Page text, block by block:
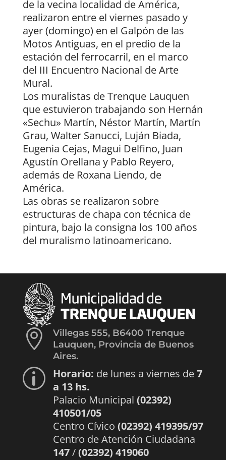
de la vecina localidad de América,
realizaron entre el viernes pasado y
ayer (domingo) en el Galpón de las
Motos Antiguas, en el predio de la
estación del ferrocarril, en el marco
del III Encuentro Nacional de Arte
Mural.
Los muralistas de Trenque Lauquen
que estuvieron trabajando son Hernán
«Sechu» Martín, Néstor Martín, Martín
Grau, Walter Sanucci, Luján Biada,
Eugenia Cejas, Magui Delfino, Juan
Agustín Orellana y Pablo Reyero,
además de Roxana Liendo, de
América.
Las obras se realizaron sobre
estructuras de chapa con técnica de
pintura, bajo la consigna los 100 años
del muralismo latinoamericano.

Villegas 555, B6400 Trenque
Lauquen, Provincia de Buenos
Aires.
p Horario: de lunes a viernes de7
a 13 hs.
Palacio Municipal (02392)
410501/05
Centro Cívico (02392) 419395/97
Centro de Atención Ciudadana
147/(02392) 419060